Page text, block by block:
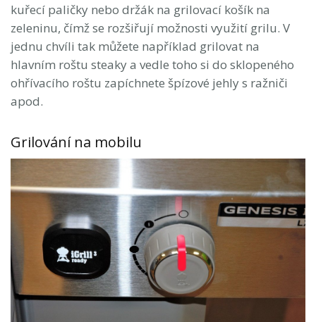
kuřecí paličky nebo držák na grilovací košík na
zeleninu, čímž se rozšiřují možnosti využití grilu. V
jednu chvíli tak můžete například grilovat na
hlavním roštu steaky a vedle toho si do sklopeného
ohřívacího roštu zapíchnete špízové jehly s ražniči
apod.
Grilování na mobilu